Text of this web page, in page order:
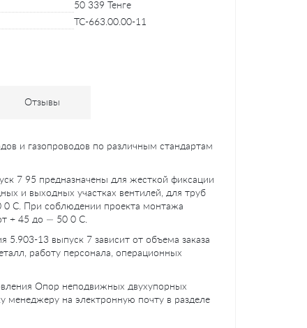
50 339 Тенге
ТС-663.00.00-11
Отзывы
и газопроводов по различным стандартам
7 95 предназначены для жесткой фиксации
и выходных участках вентилей, для труб
C. При соблюдении проекта монтажа
+ 45 до — 50 0 C.
13 выпуск 7 зависит от объема заказа
работу персонала, операционных
Опор неподвижных двухупорных
менеджеру на электронную почту в разделе